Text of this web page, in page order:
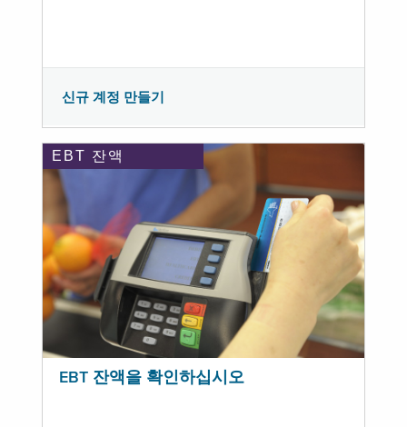
신규 계정 만들기
EBT 잔액
EBT 잔액을 확인하십시오